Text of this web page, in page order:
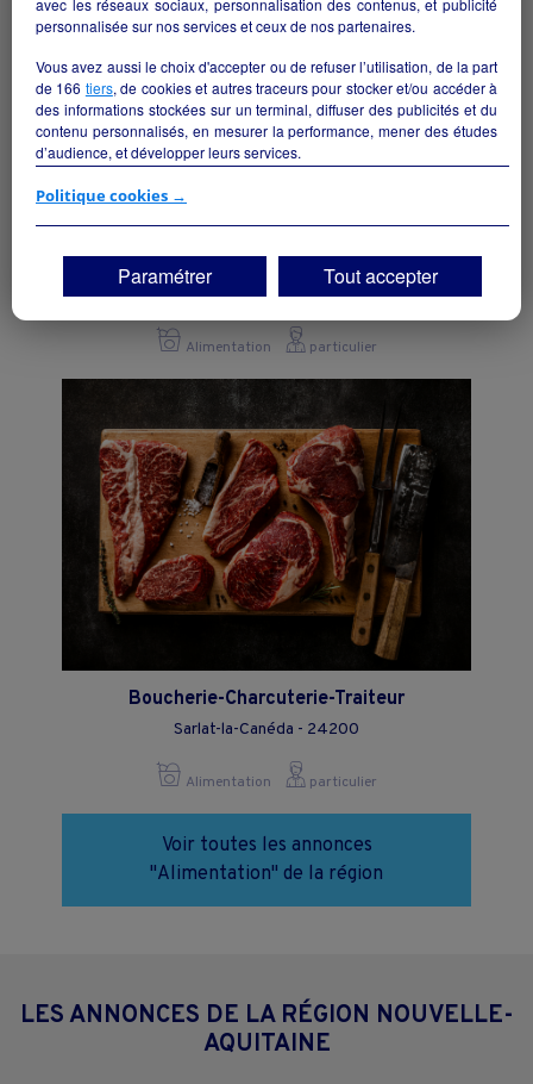
Reprise supérette VIVAL
Bordes - 64510
Alimentation particulier
Boucherie-Charcuterie-Traiteur
Sarlat-la-Canéda - 24200
Alimentation particulier
Voir toutes les annonces
"Alimentation" de la région
LES ANNONCES DE LA RÉGION NOUVELLE-
AQUITAINE
personnalisée sur nos services et ceux de nos partenaires.
Vous avez aussi le choix d'accepter ou de refuser l’utilisation, de la part
de 166 tiers, de cookies et autres traceurs pour stocker et/ou accéder à
des informations stockées sur un terminal, diffuser des publicités et du
contenu personnalisés, en mesurer la performance, mener des études
d’audience, et développer leurs services.
Si vous continuez sans accepter, les fonctionnalités liées à la
vos centres d'intérêt. Seuls lescookies/traceurs techniquesseront
déposés et lus sur votre terminal.
Vous pouvez exprimer vos choix en cliquant sur "Tout accepter",
"Continuer sans accepter" ou "Paramétrer", et les modifier à tout
page.
Politique cookies →
Paramétrer Tout accepter